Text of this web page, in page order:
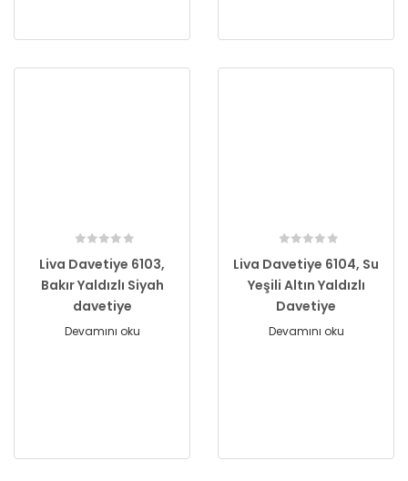
Liva Davetiye 6103,
Bakır Yaldızlı Siyah
davetiye
Devamını oku
Liva Davetiye 6104, Su
Yeşili Altın Yaldızlı
Davetiye
Devamını oku